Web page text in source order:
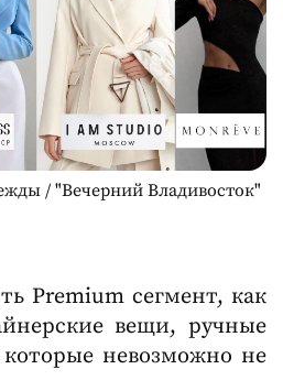
/ "Вечерний Владивосток"
Premium сегмент, как
вещи, ручные
невозможно не